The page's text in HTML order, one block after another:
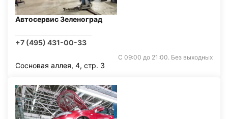
Автосервис Зеленоград
+7 (495) 431-00-33
С 09:00 до 21:00. Без выходных
Сосновая аллея, 4, стр. 3